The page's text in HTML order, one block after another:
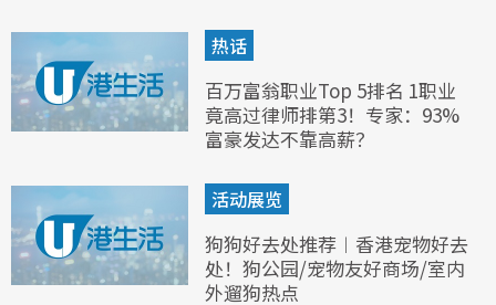
热话
百万富翁职业Top 5排名 1职业
竟高过律师排第3！专家：93%
富豪发达不靠高薪？
活动展览
狗狗好去处推荐︱香港宠物好去
处！狗公园/宠物友好商场/室内
外遛狗热点